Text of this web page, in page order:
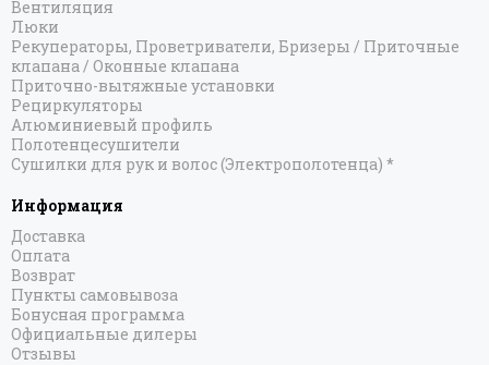
Вентиляция
Люки
Рекуператоры, Проветриватели, Бризеры / Приточные
клапана / Оконные клапана
Приточно-вытяжные установки
Рециркуляторы
Алюминиевый профиль
Полотенцесушители
Сушилки для рук и волос (Электрополотенца) *
Информация
Доставка
Оплата
Возврат
Пункты самовывоза
Бонусная программа
Официальные дилеры
Отзывы